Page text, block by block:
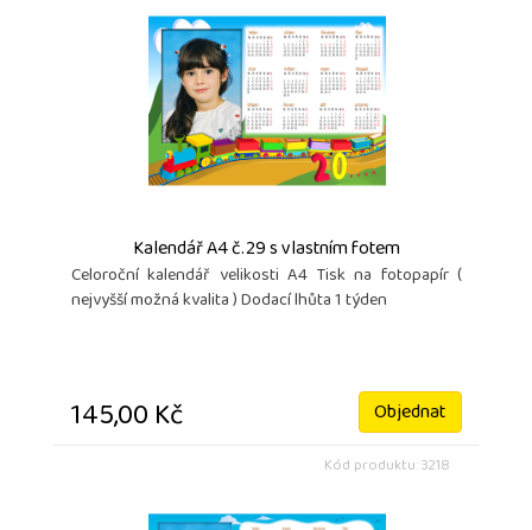
Kalendář A4 č.29 s vlastním fotem
Celoroční kalendář velikosti A4 Tisk na fotopapír (
nejvyšší možná kvalita ) Dodací lhůta 1 týden
145,00 Kč Objednat
Kód produktu: 3218